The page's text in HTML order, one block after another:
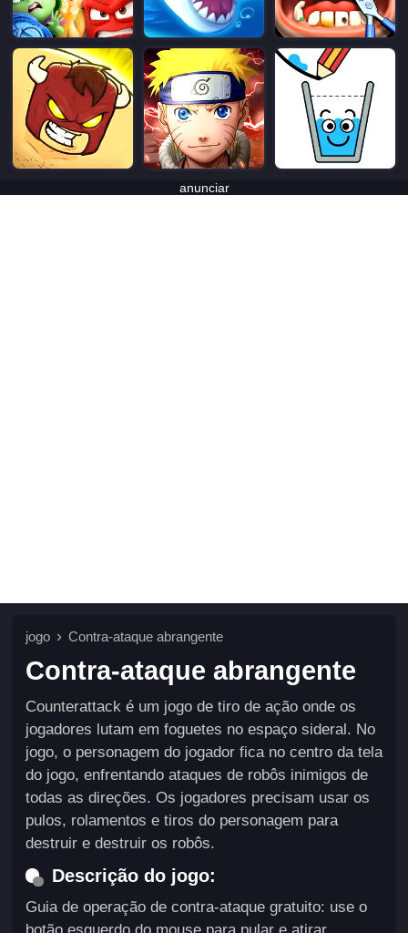
anunciar
jogo Contra-ataque abrangente
Contra-ataque abrangente
Counterattack é um jogo de tiro de ação onde os
jogadores lutam em foguetes no espaço sideral. No
jogo, o personagem do jogador fica no centro da tela
do jogo, enfrentando ataques de robôs inimigos de
todas as direções. Os jogadores precisam usar os
pulos, rolamentos e tiros do personagem para
destruir e destruir os robôs.
Descrição do jogo:
Guia de operação de contra-ataque gratuito: use o